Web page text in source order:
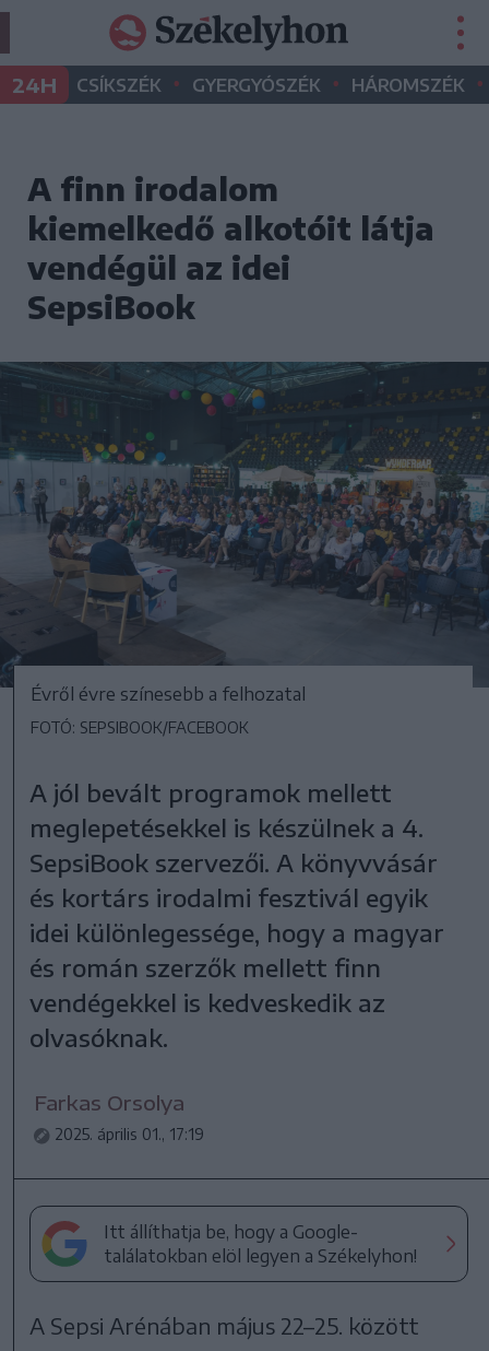
24H CSÍKSZÉK • GYERGYÓSZÉK • HÁROMSZÉK •
A finn irodalom
kiemelkedő alkotóit látja
vendégül az idei
SepsiBook
Évről évre színesebb a felhozatal
FOTÓ: SEPSIBOOK/FACEBOOK
A jól bevált programok mellett
meglepetésekkel is készülnek a 4.
SepsiBook szervezői. A könyvvásár
és kortárs irodalmi fesztivál egyik
idei különlegessége, hogy a magyar
és román szerzők mellett finn
vendégekkel is kedveskedik az
olvasóknak.
Farkas Orsolya
2025. április 01., 17:19
Itt állíthatja be, hogy a Google-
találatokban elöl legyen a Székelyhon!
A Sepsi Arénában május 22–25. között